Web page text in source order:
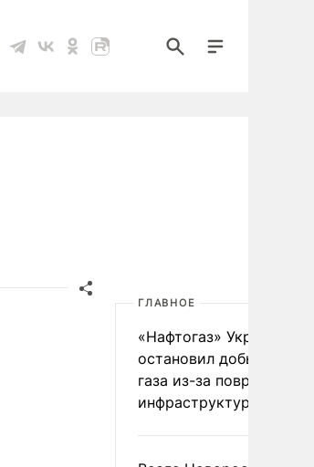
ГЛАВНОЕ
«Нафтогаз» Украины
остановил добычу
газа из-за повреждения
инфраструктуры